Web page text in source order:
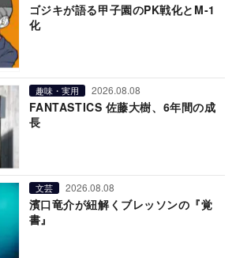
ゴジキが語る甲子園のPK戦化とM-1
化
趣味・実用 2026.08.08
FANTASTICS 佐藤大樹、6年間の成
長
文芸 2026.08.08
濱口竜介が紐解くブレッソンの『覚
書』